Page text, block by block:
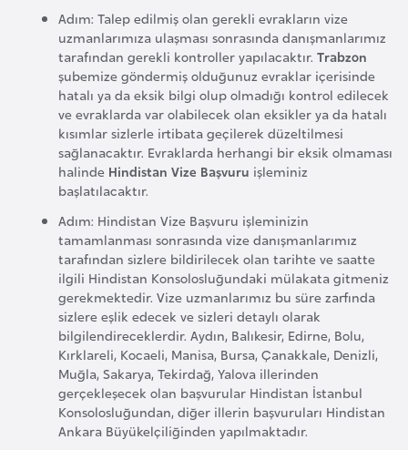
Adım: Talep edilmiş olan gerekli evrakların vize
uzmanlarımıza ulaşması sonrasında danışmanlarımız
tarafından gerekli kontroller yapılacaktır. Trabzon
şubemize göndermiş olduğunuz evraklar içerisinde
hatalı ya da eksik bilgi olup olmadığı kontrol edilecek
ve evraklarda var olabilecek olan eksikler ya da hatalı
kısımlar sizlerle irtibata geçilerek düzeltilmesi
sağlanacaktır. Evraklarda herhangi bir eksik olmaması
halinde Hindistan Vize Başvuru işleminiz
başlatılacaktır.
Adım: Hindistan Vize Başvuru işleminizin
tamamlanması sonrasında vize danışmanlarımız
tarafından sizlere bildirilecek olan tarihte ve saatte
ilgili Hindistan Konsolosluğundaki mülakata gitmeniz
gerekmektedir. Vize uzmanlarımız bu süre zarfında
sizlere eşlik edecek ve sizleri detaylı olarak
bilgilendireceklerdir. Aydın, Balıkesir, Edirne, Bolu,
Kırklareli, Kocaeli, Manisa, Bursa, Çanakkale, Denizli,
Muğla, Sakarya, Tekirdağ, Yalova illerinden
gerçekleşecek olan başvurular Hindistan İstanbul
Konsolosluğundan, diğer illerin başvuruları Hindistan
Ankara Büyükelçiliğinden yapılmaktadır.